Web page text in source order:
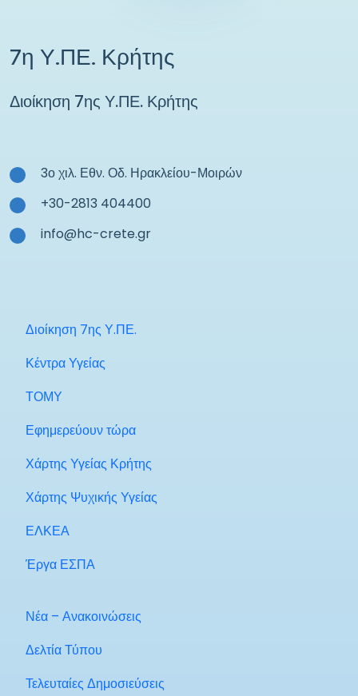
7η Υ.ΠΕ. Κρήτης
Διοίκηση 7ης Υ.ΠΕ. Κρήτης
3ο χιλ. Εθν. Οδ. Ηρακλείου-Μοιρών
+30-2813 404400
info@hc-crete.gr
Διοίκηση 7ης Υ.ΠΕ.
Κέντρα Υγείας
ΤΟΜΥ
Εφημερεύουν τώρα
Χάρτης Υγείας Κρήτης
Χάρτης Ψυχικής Υγείας
ΕΛΚΕΑ
Έργα ΕΣΠΑ
Νέα – Ανακοινώσεις
Δελτία Τύπου
Τελευταίες Δημοσιεύσεις